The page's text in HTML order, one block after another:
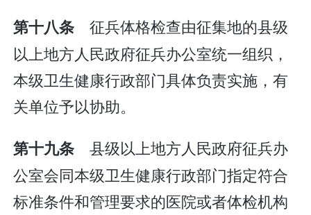
第十八条 征兵体格检查由征集地的县级
以上地方人民政府征兵办公室统一组织，
本级卫生健康行政部门具体负责实施，有
关单位予以协助。
第十九条 县级以上地方人民政府征兵办
公室会同本级卫生健康行政部门指定符合
标准条件和管理要求的医院或者体检机构